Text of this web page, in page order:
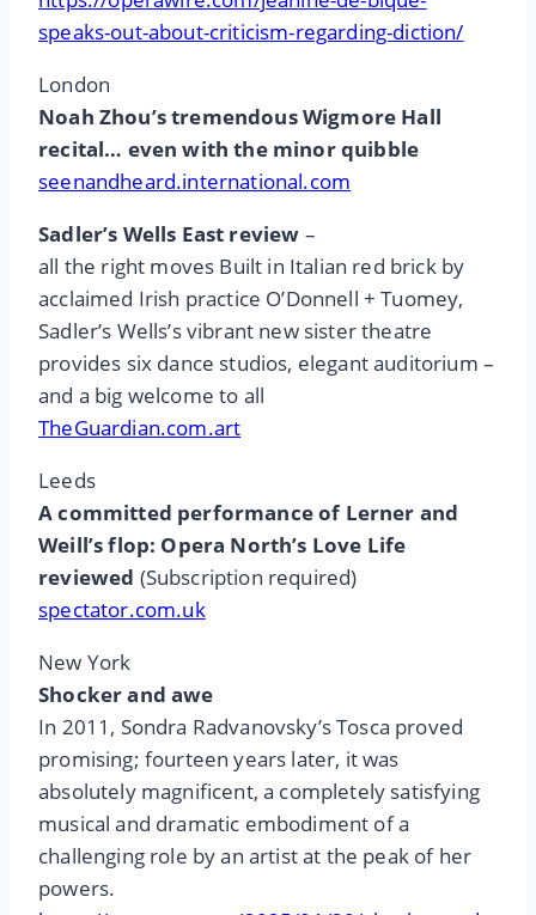
speaks-out-about-criticism-regarding-diction/
London
Noah Zhou’s tremendous Wigmore Hall
recital… even with the minor quibble
seenandheard.international.com
Sadler’s Wells East review –
all the right moves Built in Italian red brick by
acclaimed Irish practice O’Donnell + Tuomey,
Sadler’s Wells’s vibrant new sister theatre
provides six dance studios, elegant auditorium –
and a big welcome to all
TheGuardian.com.art
Leeds
A committed performance of Lerner and
Weill’s flop: Opera North’s Love Life
reviewed (Subscription required)
spectator.com.uk
New York
Shocker and awe
In 2011, Sondra Radvanovsky’s Tosca proved
promising; fourteen years later, it was
absolutely magnificent, a completely satisfying
musical and dramatic embodiment of a
challenging role by an artist at the peak of her
powers.